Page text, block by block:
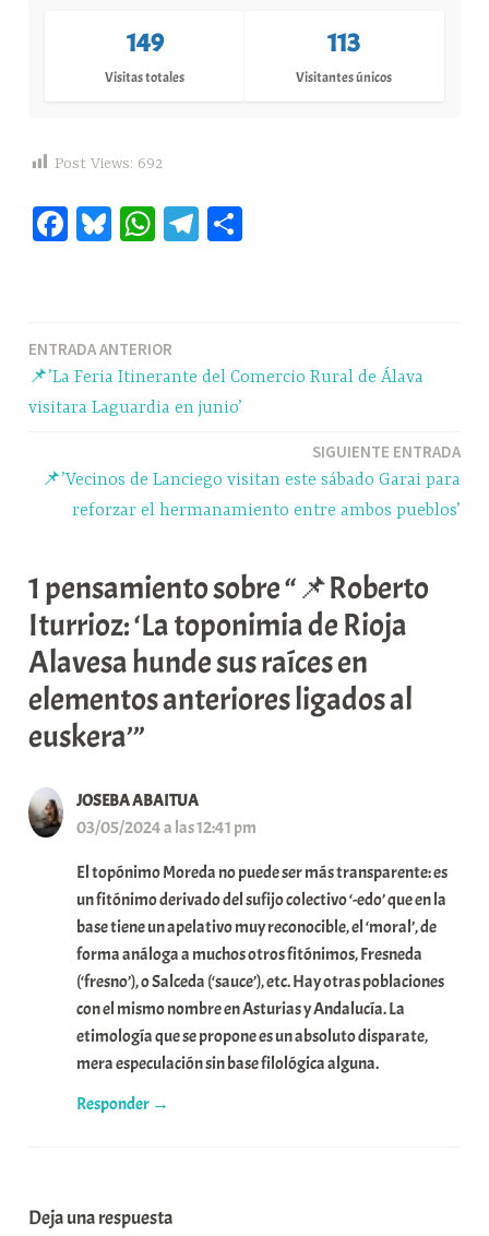
149
Visitas totales
113
Visitantes únicos
Post Views: 692
Fa Bl W
pp
Te
m rti
Navegación
de
ENTRADA ANTERIOR
📌’La Feria Itinerante del Comercio Rural de Álava
visitara Laguardia en junio’
SIGUIENTE ENTRADA
📌’Vecinos de Lanciego visitan este sábado Garai para
reforzar el hermanamiento entre ambos pueblos’
1 pensamiento sobre “📌Roberto
Iturrioz: ‘La toponimia de Rioja
Alavesa hunde sus raíces en
elementos anteriores ligados al
euskera’”
JOSEBA ABAITUA
03/05/2024 a las 12:41 pm
El topónimo Moreda no puede ser más transparente: es
un fitónimo derivado del sufijo colectivo ‘-edo’ que en la
base tiene un apelativo muy reconocible, el ‘moral’, de
forma análoga a muchos otros fitónimos, Fresneda
(‘fresno’), o Salceda (‘sauce’), etc. Hay otras poblaciones
con el mismo nombre en Asturias y Andalucía. La
etimología que se propone es un absoluto disparate,
mera especulación sin base filológica alguna.
Responder
Deja una respuesta